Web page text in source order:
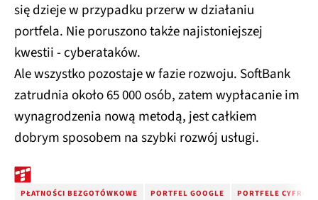
się dzieje w przypadku przerw w działaniu
portfela. Nie poruszono także najistoniejszej
kwestii - cyberataków.
Ale wszystko pozostaje w fazie rozwoju. SoftBank
zatrudnia około 65 000 osób, zatem wypłacanie im
wynagrodzenia nową metodą, jest całkiem
dobrym sposobem na szybki rozwój usługi.
PŁATNOŚCI BEZGOTÓWKOWE PORTFEL GOOGLE PORTFELE